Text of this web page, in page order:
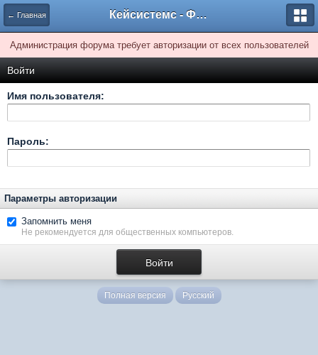
← Главная Кейсистемс - Форумы
Администрация форума требует авторизации от всех пользователей
Войти
Имя пользователя:
Пароль:
Параметры авторизации
Запомнить меня
Не рекомендуется для общественных компьютеров.
Полная версия Русский